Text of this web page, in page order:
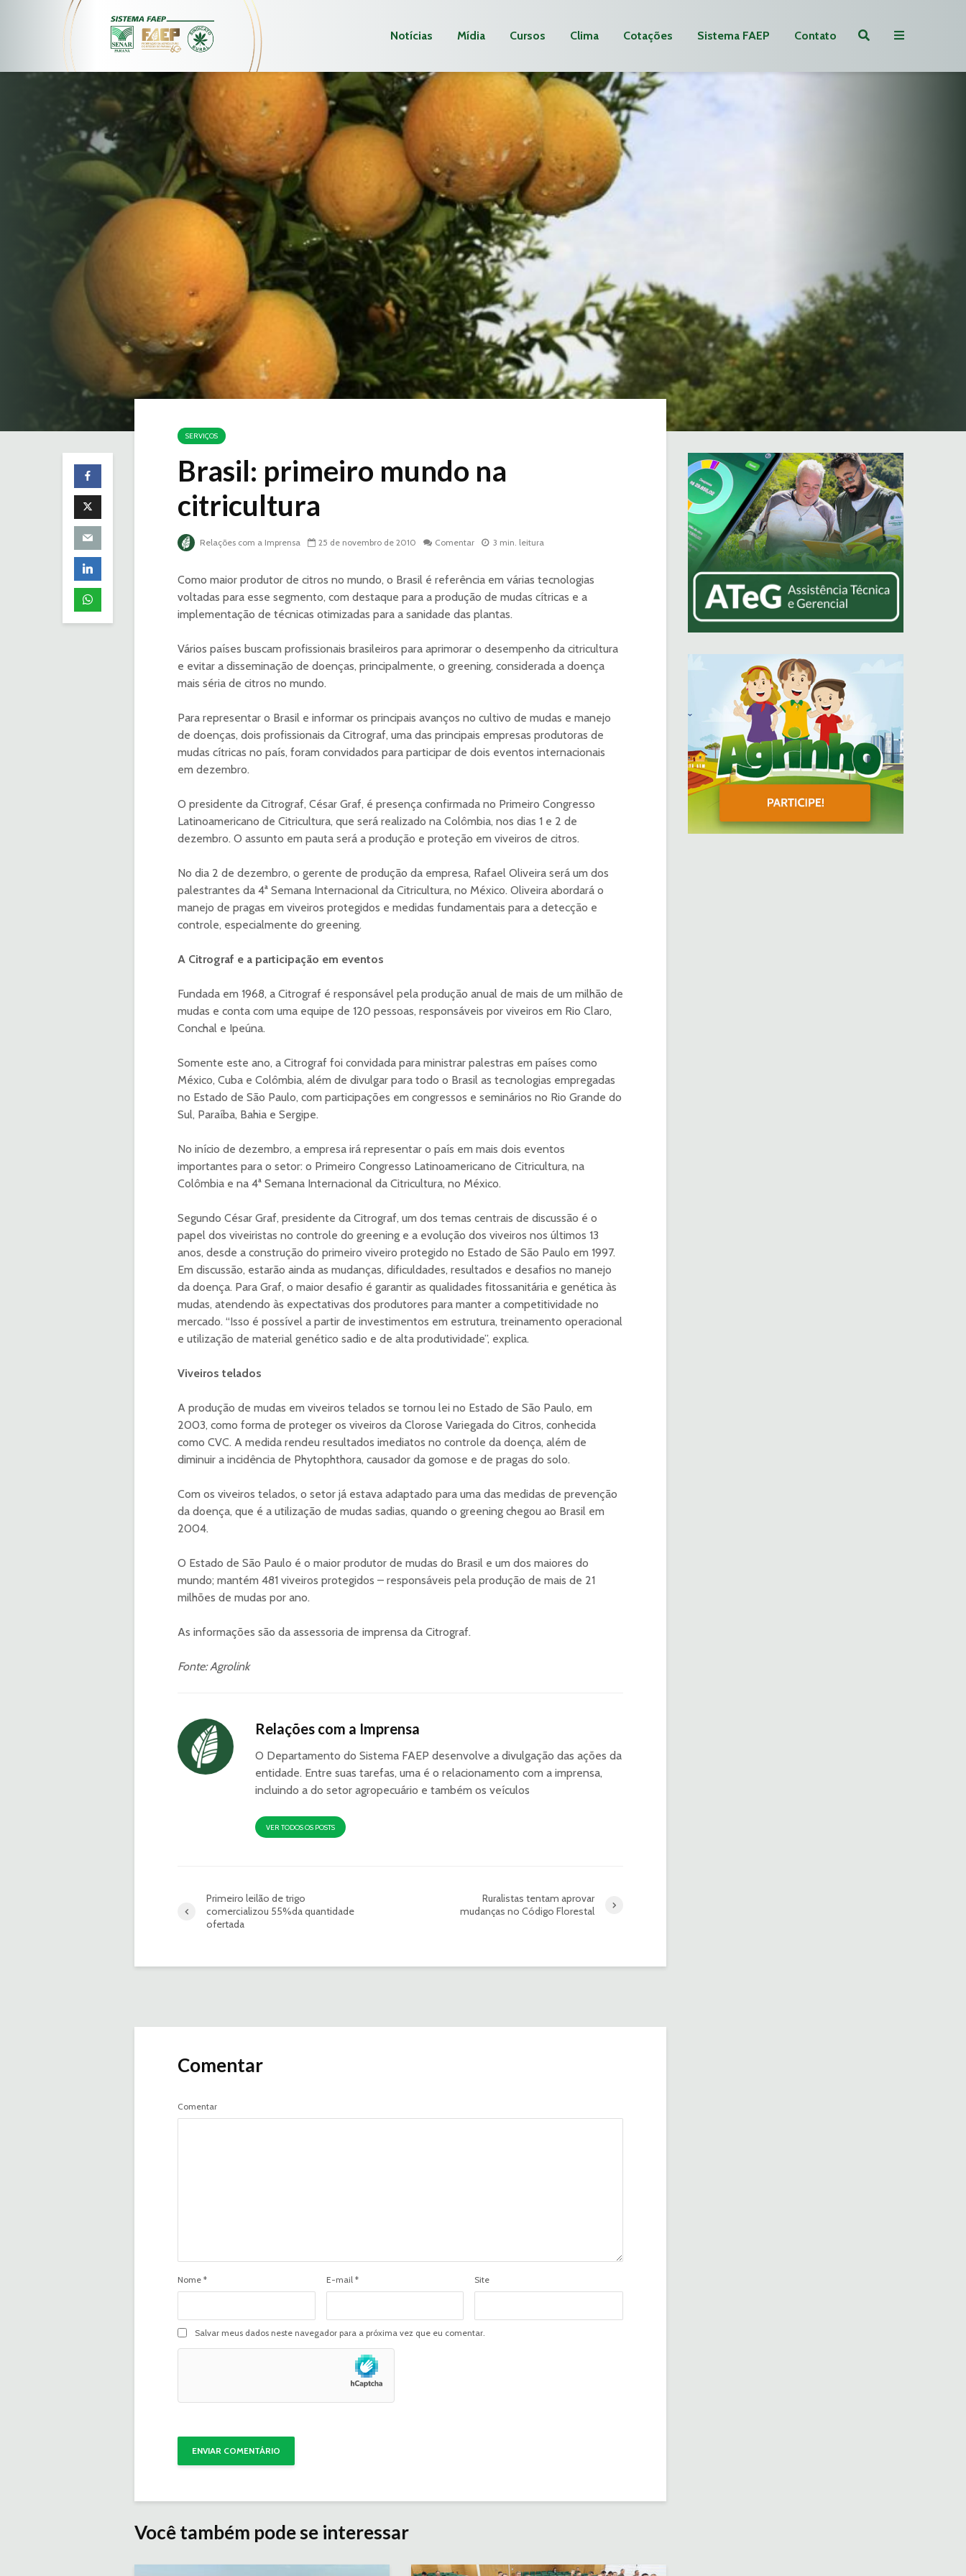
Notícias Mídia Cursos Clima Cotações Sistema FAEP Contato
SERVIÇOS
Brasil: primeiro mundo na
citricultura
Relações com a Imprensa 25 de novembro de 2010 Comentar 3 min. leitura
Como maior produtor de citros no mundo, o Brasil é referência em várias tecnologias
voltadas para esse segmento, com destaque para a produção de mudas cítricas e a
implementação de técnicas otimizadas para a sanidade das plantas.
Vários países buscam profissionais brasileiros para aprimorar o desempenho da citricultura
e evitar a disseminação de doenças, principalmente, o greening, considerada a doença
mais séria de citros no mundo.
Para representar o Brasil e informar os principais avanços no cultivo de mudas e manejo
de doenças, dois profissionais da Citrograf, uma das principais empresas produtoras de
mudas cítricas no país, foram convidados para participar de dois eventos internacionais
em dezembro.
O presidente da Citrograf, César Graf, é presença confirmada no Primeiro Congresso
Latinoamericano de Citricultura, que será realizado na Colômbia, nos dias 1 e 2 de
dezembro. O assunto em pauta será a produção e proteção em viveiros de citros.
No dia 2 de dezembro, o gerente de produção da empresa, Rafael Oliveira será um dos
palestrantes da 4ª Semana Internacional da Citricultura, no México. Oliveira abordará o
manejo de pragas em viveiros protegidos e medidas fundamentais para a detecção e
controle, especialmente do greening.
A Citrograf e a participação em eventos
Fundada em 1968, a Citrograf é responsável pela produção anual de mais de um milhão de
mudas e conta com uma equipe de 120 pessoas, responsáveis por viveiros em Rio Claro,
Conchal e Ipeúna.
Somente este ano, a Citrograf foi convidada para ministrar palestras em países como
México, Cuba e Colômbia, além de divulgar para todo o Brasil as tecnologias empregadas
no Estado de São Paulo, com participações em congressos e seminários no Rio Grande do
Sul, Paraíba, Bahia e Sergipe.
No início de dezembro, a empresa irá representar o país em mais dois eventos
importantes para o setor: o Primeiro Congresso Latinoamericano de Citricultura, na
Colômbia e na 4ª Semana Internacional da Citricultura, no México.
Segundo César Graf, presidente da Citrograf, um dos temas centrais de discussão é o
papel dos viveiristas no controle do greening e a evolução dos viveiros nos últimos 13
anos, desde a construção do primeiro viveiro protegido no Estado de São Paulo em 1997.
Em discussão, estarão ainda as mudanças, dificuldades, resultados e desafios no manejo
da doença. Para Graf, o maior desafio é garantir as qualidades fitossanitária e genética às
mudas, atendendo às expectativas dos produtores para manter a competitividade no
mercado. “Isso é possível a partir de investimentos em estrutura, treinamento operacional
e utilização de material genético sadio e de alta produtividade”, explica.
Viveiros telados
A produção de mudas em viveiros telados se tornou lei no Estado de São Paulo, em
2003, como forma de proteger os viveiros da Clorose Variegada do Citros, conhecida
como CVC. A medida rendeu resultados imediatos no controle da doença, além de
diminuir a incidência de Phytophthora, causador da gomose e de pragas do solo.
Com os viveiros telados, o setor já estava adaptado para uma das medidas de prevenção
da doença, que é a utilização de mudas sadias, quando o greening chegou ao Brasil em
2004.
O Estado de São Paulo é o maior produtor de mudas do Brasil e um dos maiores do
mundo; mantém 481 viveiros protegidos – responsáveis pela produção de mais de 21
milhões de mudas por ano.
As informações são da assessoria de imprensa da Citrograf.
Fonte: Agrolink
Relações com a Imprensa
O Departamento do Sistema FAEP desenvolve a divulgação das ações da
entidade. Entre suas tarefas, uma é o relacionamento com a imprensa,
incluindo a do setor agropecuário e também os veículos
VER TODOS OS POSTS
Primeiro leilão de trigo
comercializou 55%da quantidade
ofertada
Ruralistas tentam aprovar
mudanças no Código Florestal
Comentar
Comentar
Nome * E-mail * Site
Salvar meus dados neste navegador para a próxima vez que eu comentar.
Você também pode se interessar